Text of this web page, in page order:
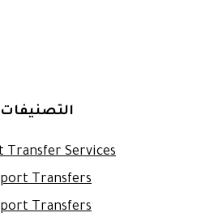
التصنيفات
Transfer Services
Transfers
Transfers